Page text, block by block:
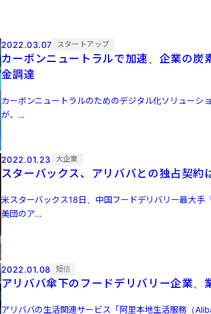
2022.03.07 スタートアップ
カーボンニュートラルで加速、企業の炭
金調達
カーボンニュートラルのためのデジタル化ソリューシ
が、...
2022.01.23 大企業
スターバックス、アリババとの独占契
米スターバックス18日、中国フードデリバリー最大
美団のア...
2022.01.08 短信
アリババ傘下のフードデリバリー企業、
アリババの生活関連サービス「阿里本地生活服務（